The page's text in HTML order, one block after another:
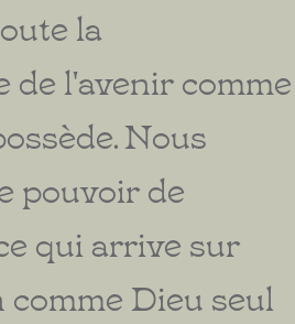
la
de l'avenir comme
Nous
pouvoir de
qui arrive sur
Dieu seul